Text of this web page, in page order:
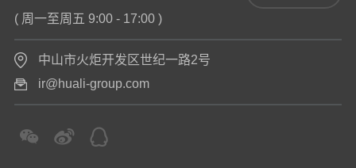
( 周一至周五 9:00 - 17:00 )
中山市火炬开发区世纪一路2号
ir@huali-group.com